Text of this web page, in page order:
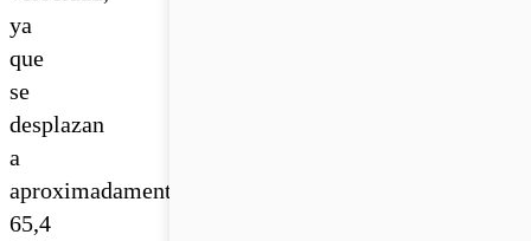
ya
que
se
desplazan
a
aproximadamente
65,4